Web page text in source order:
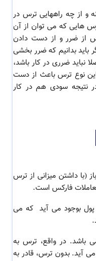
و از چه راههایی ترس در
هایی که می توان از آن
از ضرر و از دست دادن
باید بدانیم که ضرر بخشی
نباید ضرری در کار باشد،
نوع ترس باعث از دست
نتیجه سودی هم در کار
(با داشتن میزانی از ترس
فارکس است.
پول بوجود می آید که می
باشد. در واقع، ترس به
آید. بدون ترس، قادر به